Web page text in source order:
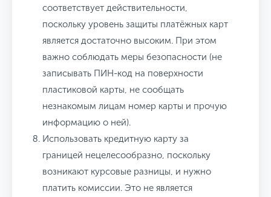
соответствует действительности,
поскольку уровень защиты платёжных карт
является достаточно высоким. При этом
важно соблюдать меры безопасности (не
записывать ПИН-код на поверхности
пластиковой карты, не сообщать
незнакомым лицам номер карты и прочую
информацию о ней).
Использовать кредитную карту за
границей нецелесообразно, поскольку
возникают курсовые разницы, и нужно
платить комиссии. Это не является